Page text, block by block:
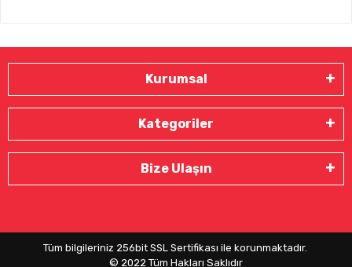
Kurumsal
Kategoriler
Bize Ulaşın
Tüm bilgileriniz 256bit SSL Sertifikası ile korunmaktadır.
© 2022 Tüm Hakları Saklıdır